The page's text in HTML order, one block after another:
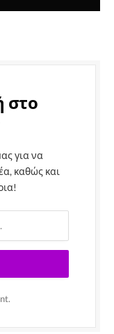
στο
για να
καθώς και